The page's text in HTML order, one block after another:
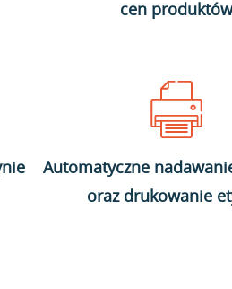
cen produktów
Automatyczne
oraz drukowanie